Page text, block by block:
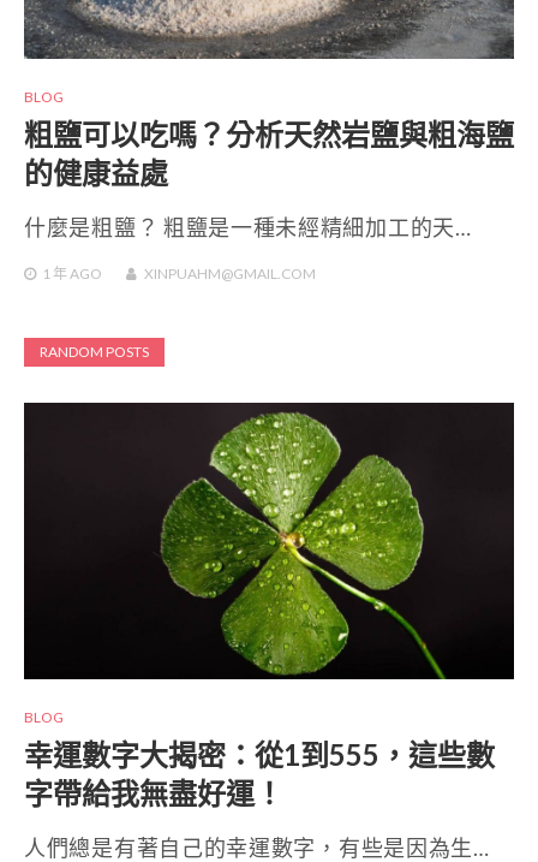
BLOG
粗鹽可以吃嗎？分析天然岩鹽與粗海鹽
的健康益處
什麼是粗鹽？ 粗鹽是一種未經精細加工的天…
1 年 AGO XINPUAHM@GMAIL.COM
RANDOM POSTS
BLOG
幸運數字大揭密：從1到555，這些數
字帶給我無盡好運！
人們總是有著自己的幸運數字，有些是因為生…